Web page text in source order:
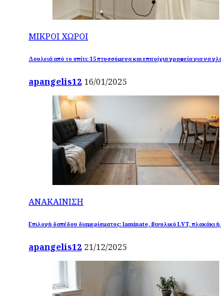
ΜΙΚΡΟΙ ΧΩΡΟΙ
Δουλειά από το σπίτι: 15 πτυσσόμενα και επιτοίχια γραφεία για να
apangelis12 16/01/2025
ΑΝΑΚΑΙΝΙΣΗ
Επιλογή δαπέδου διαμερίσματος: laminate, βινυλικό LVT, πλακάκι ή
apangelis12 21/12/2025